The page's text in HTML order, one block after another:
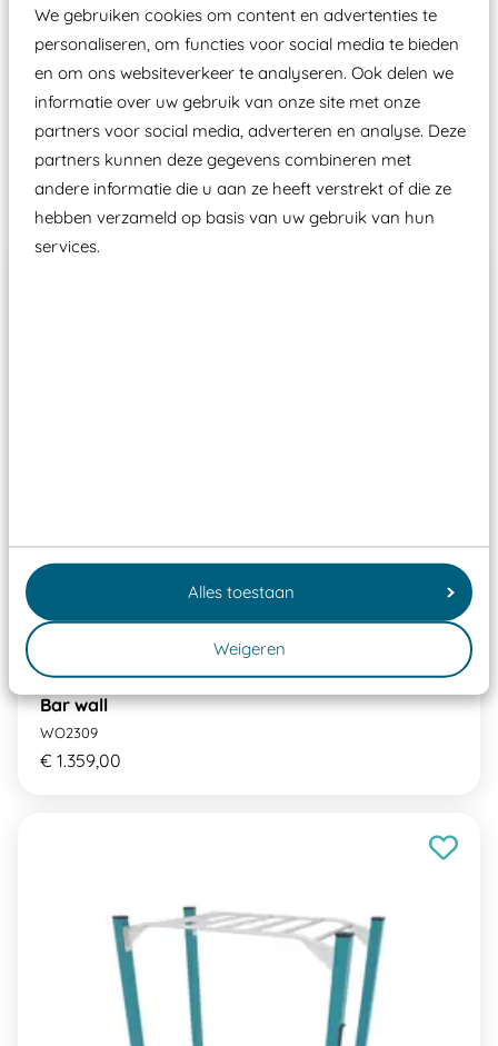
We gebruiken cookies om content en advertenties te
personaliseren, om functies voor social media te bieden
en om ons websiteverkeer te analyseren. Ook delen we
informatie over uw gebruik van onze site met onze
partners voor social media, adverteren en analyse. Deze
partners kunnen deze gegevens combineren met
andere informatie die u aan ze heeft verstrekt of die ze
hebben verzameld op basis van uw gebruik van hun
services.
Alles toestaan
Weigeren
Wij ook speeltoestellen kunnen laten keuren zodat
ze toch binnen het Warenwetbesluit Attractie- en
Speeltoestellen vallen?
Past er goed bij
Bar wall
WO2309
€ 1.359,00